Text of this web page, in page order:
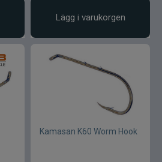
Lägg i varukorgen
Kamasan K60 Worm Hook